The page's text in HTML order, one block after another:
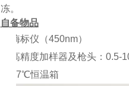
冻。
自备物品
酶标仪（450nm）
高精度加样器及枪头： 0.5-
37℃恒温箱